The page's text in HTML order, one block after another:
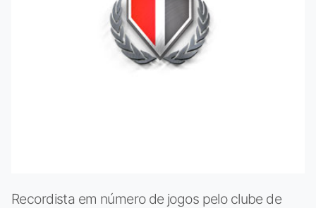
Recordista em número de jogos pelo clube de